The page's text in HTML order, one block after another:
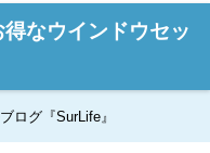
得なウインドウセッ
ログ『SurLife』